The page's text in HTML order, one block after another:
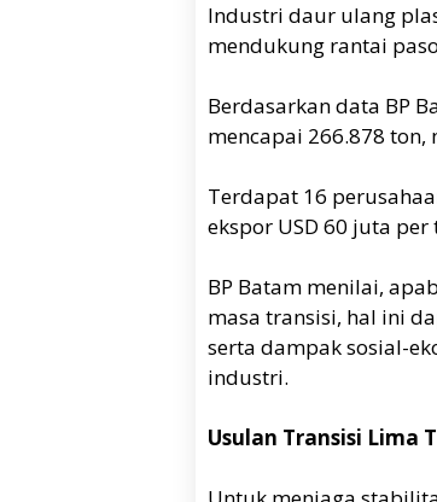
Industri daur ulang
mendukung rantai
Berdasarkan data BP
mencapai 266.878
Terdapat 16
ekspor USD 60 juta
BP Batam menilai,
masa transisi, hal ini
serta dampak sosial-
industri.
Usulan Transisi Lima